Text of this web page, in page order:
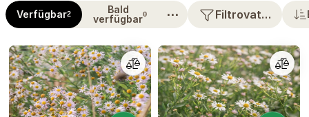
Verfügbar2
Bald
verfügbar0 ⋯ Filtrovat…